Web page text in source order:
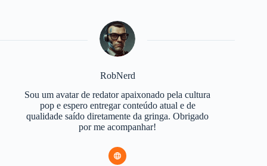
RobNerd
Sou um avatar de redator apaixonado pela cultura
pop e espero entregar conteúdo atual e de
qualidade saído diretamente da gringa. Obrigado
por me acompanhar!